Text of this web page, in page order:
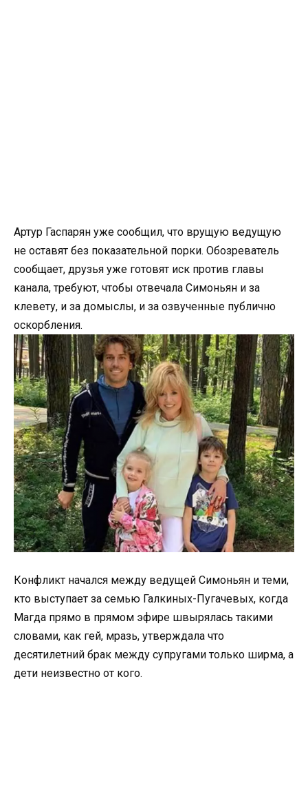
Артур Гаспарян уже сообщил, что врущую ведущую
не оставят без показательной порки. Обозреватель
сообщает, друзья уже готовят иск против главы
канала, требуют, чтобы отвечала Симоньян и за
клевету, и за домыслы, и за озвученные публично
оскорбления.
Конфликт начался между ведущей Симоньян и теми,
кто выступает за семью Галкиных-Пугачевых, когда
Магда прямо в прямом эфире швырялась такими
словами, как гей, мразь, утверждала что
десятилетний брак между супругами только ширма, а
дети неизвестно от кого.